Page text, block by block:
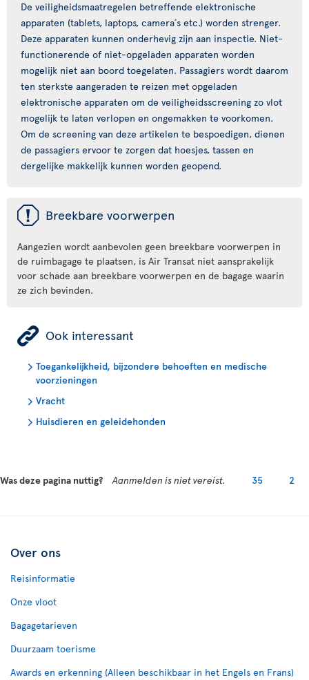
De veiligheidsmaatregelen betreffende elektronische
apparaten (tablets, laptops, camera´s etc.) worden strenger.
Deze apparaten kunnen onderhevig zijn aan inspectie. Niet-
functionerende of niet-opgeladen apparaten worden
mogelijk niet aan boord toegelaten. Passagiers wordt daarom
ten sterkste aangeraden te reizen met opgeladen
elektronische apparaten om de veiligheidsscreening zo vlot
mogelijk te laten verlopen en ongemakken te voorkomen.
Om de screening van deze artikelen te bespoedigen, dienen
de passagiers ervoor te zorgen dat hoesjes, tassen en
dergelijke makkelijk kunnen worden geopend.
ü Breekbare voorwerpen
Aangezien wordt aanbevolen geen breekbare voorwerpen in
de ruimbagage te plaatsen, is Air Transat niet aansprakelijk
voor schade aan breekbare voorwerpen en de bagage waarin
ze zich bevinden.
ÿ Ook interessant
Toegankelijkheid, bijzondere behoeften en medische
voorzieningen
Vracht
Huisdieren en geleidehonden
Was deze pagina nuttig? Aanmelden is niet vereist. 35 2
Over ons
Reisinformatie
Onze vloot
Bagagetarieven
Duurzaam toerisme
Awards en erkenning (Alleen beschikbaar in het Engels en Frans)